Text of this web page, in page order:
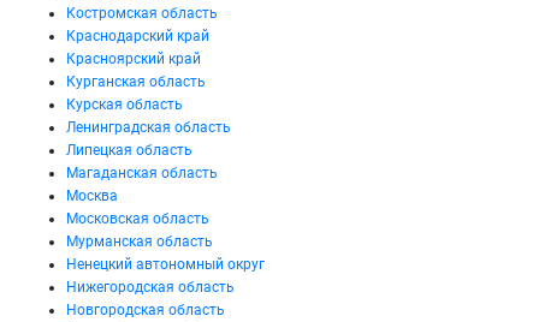
Костромская область
Краснодарский край
Красноярский край
Курганская область
Курская область
Ленинградская область
Липецкая область
Магаданская область
Москва
Московская область
Мурманская область
Ненецкий автономный округ
Нижегородская область
Новгородская область